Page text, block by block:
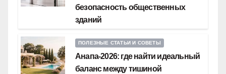
безопасность общественных
зданий
ПОЛЕЗНЫЕ СТАТЬИ И СОВЕТЫ
Анапа-2026: где найти идеальный
баланс между тишиной